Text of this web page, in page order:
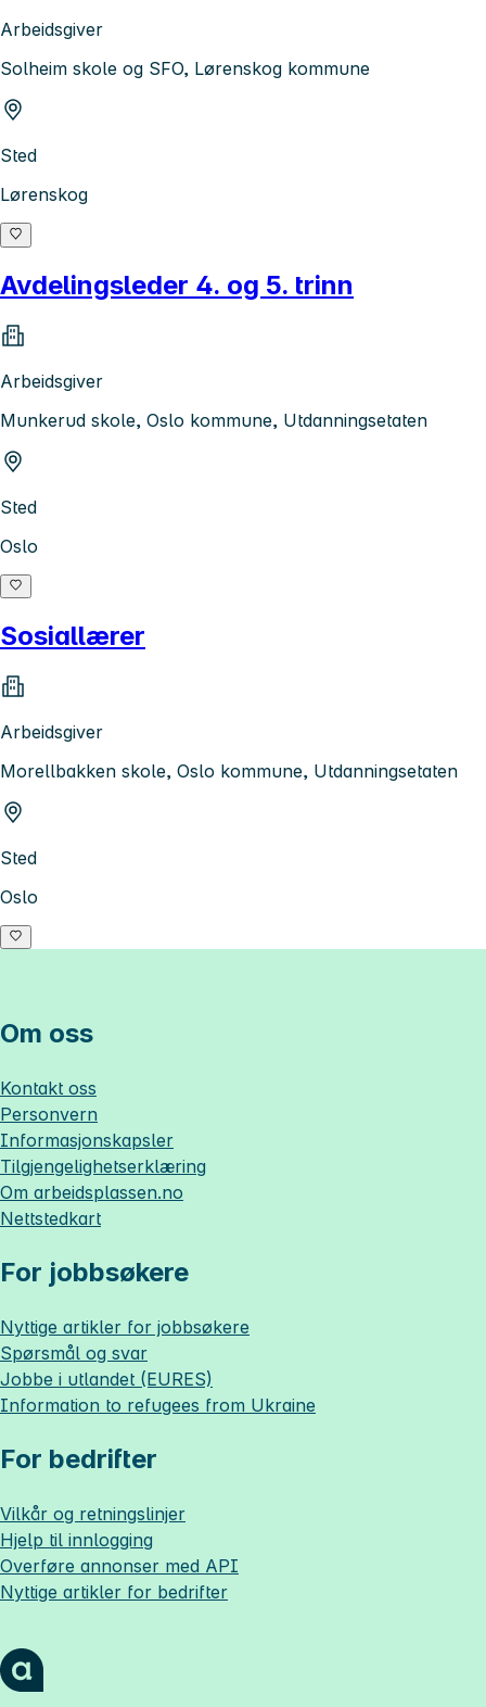
Arbeidsgiver
Solheim skole og SFO, Lørenskog kommune
Sted
Lørenskog
Avdelingsleder 4. og 5. trinn
Arbeidsgiver
Munkerud skole, Oslo kommune, Utdanningsetaten
Sted
Oslo
Sosiallærer
Arbeidsgiver
Morellbakken skole, Oslo kommune, Utdanningsetaten
Sted
Oslo
Om oss
Kontakt oss
Personvern
Informasjonskapsler
Tilgjengelighetserklæring
Om arbeidsplassen.no
Nettstedkart
For jobbsøkere
Nyttige artikler for jobbsøkere
Spørsmål og svar
Jobbe i utlandet (EURES)
Information to refugees from Ukraine
For bedrifter
Vilkår og retningslinjer
Hjelp til innlogging
Overføre annonser med API
Nyttige artikler for bedrifter